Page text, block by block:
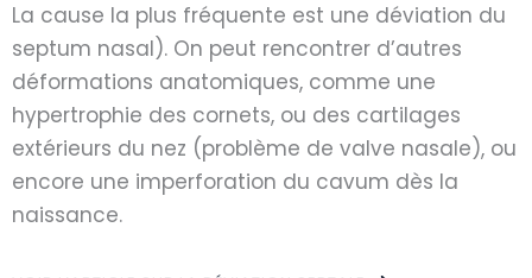
La cause la plus fréquente est une déviation du
septum nasal). On peut rencontrer d’autres
déformations anatomiques, comme une
hypertrophie des cornets, ou des cartilages
extérieurs du nez (problème de valve nasale), ou
encore une imperforation du cavum dès la
naissance.